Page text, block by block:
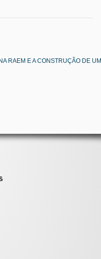
RAEM E A CONSTRUÇÃO DE